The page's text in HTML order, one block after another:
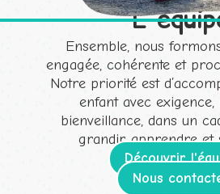
Ensemble, nous
engagée, cohérente et
Notre priorité est
enfant avec
bienveillance, dans un
grandir, apprendre et
Découvrir
Nous